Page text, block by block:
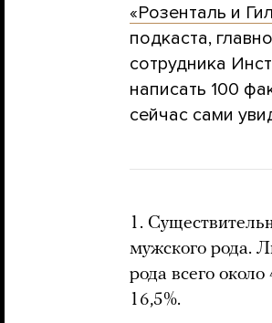
«Розенталь и
подкаста,
сотрудника
написать 100
сейчас сами
1.
мужского рода.
рода всего
16,5%.